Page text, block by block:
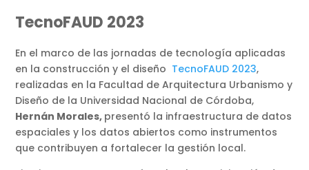
TecnoFAUD 2023
En el marco de las jornadas de tecnología aplicadas
en la construcción y el diseño TecnoFAUD 2023,
realizadas en la Facultad de Arquitectura Urbanismo y
Diseño de la Universidad Nacional de Córdoba,
Hernán Morales, presentó la infraestructura de datos
espaciales y los datos abiertos como instrumentos
que contribuyen a fortalecer la gestión local.